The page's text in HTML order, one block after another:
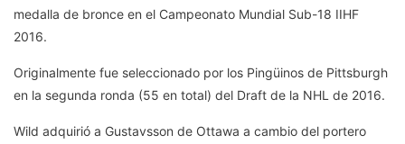
medalla de bronce en el Campeonato Mundial Sub-18 IIHF
2016.
Originalmente fue seleccionado por los Pingüinos de Pittsburgh
en la segunda ronda (55 en total) del Draft de la NHL de 2016.
Wild adquirió a Gustavsson de Ottawa a cambio del portero